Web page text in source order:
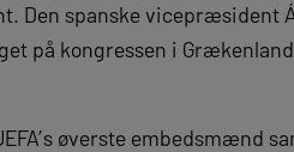
Den spanske vicepræsident
på kongressen i
øverste embedsmænd